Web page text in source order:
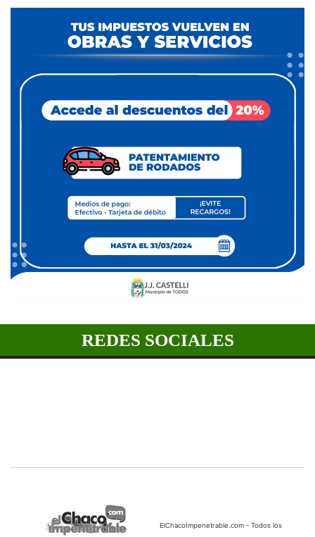
REDES SOCIALES
ElChacoImpenetrable.com - Todos los